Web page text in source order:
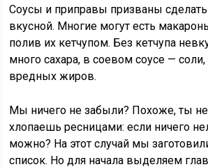
Соусы и приправы призваны
вкусной. Многие могут есть
полив их кетчупом. Без кетчупа
много сахара, в соевом соусе —
вредных жиров.
Мы ничего не забыли? Похоже, ты
хлопаешь ресницами: если ничего
можно? На этот случай мы
список. Но для начала выделяем